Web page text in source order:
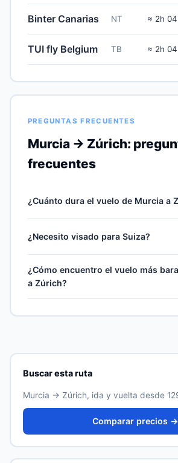
Binter Canarias NT ≈ 2h
TUI fly Belgium TB ≈ 2h
PREGUNTAS FRECUENTES
Murcia → Zúrich:
frecuentes
¿Cuánto dura el vuelo de Murcia a
línea recta en unas 2h 04m de
largas suelen tener una escala —
disponibilidad de vuelos directos y la
¿Necesito visado para Suiza?
dentro del espacio Schengen. Para
UE, consulta los requisitos de entrada
exteriores.gob.es antes de reservar.
ETIAS se aplicará a algunos destinos
¿Cómo encuentro el vuelo más
a Zúrich?
agencias en una sola búsqueda,
Buscar esta ruta
Murcia → Zúrich, ida y vuelta desde
Comparar precios →